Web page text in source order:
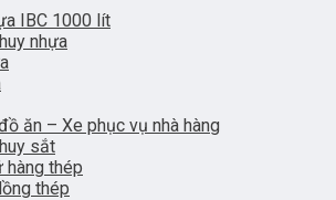
IBC 1000 lít
nhựa
ăn – Xe phục vụ nhà hàng
sắt
hàng thép
thép